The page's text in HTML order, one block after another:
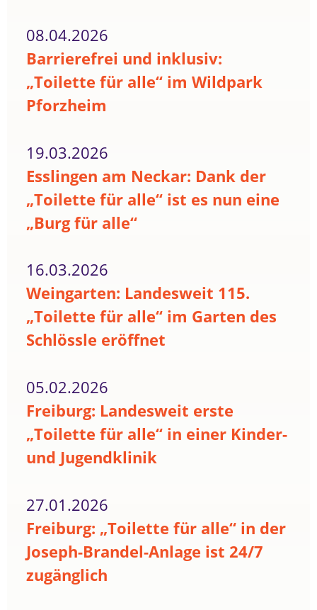
08.04.2026
Barrierefrei und inklusiv:
„Toilette für alle“ im Wildpark
Pforzheim
19.03.2026
Esslingen am Neckar: Dank der
„Toilette für alle“ ist es nun eine
„Burg für alle“
16.03.2026
Weingarten: Landesweit 115.
„Toilette für alle“ im Garten des
Schlössle eröffnet
05.02.2026
Freiburg: Landesweit erste
„Toilette für alle“ in einer Kinder-
und Jugendklinik
27.01.2026
Freiburg: „Toilette für alle“ in der
Joseph-Brandel-Anlage ist 24/7
zugänglich